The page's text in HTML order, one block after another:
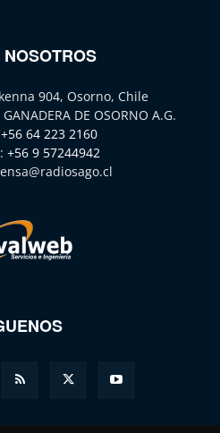
904, Osorno, Chile
DE OSORNO A.G.
+56 64 223 2160
+56 9 57244942